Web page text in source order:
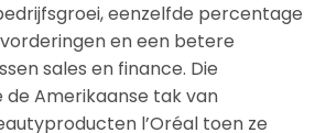
eenzelfde percentage
en een betere
sales en finance. Die
Amerikaanse tak van
l’Oréal toen ze